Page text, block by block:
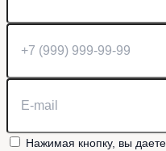
Нажимая кнопку, вы